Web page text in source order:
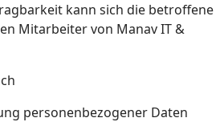
kann sich die betroffene
Mitarbeiter von Manav IT &
personenbezogener Daten